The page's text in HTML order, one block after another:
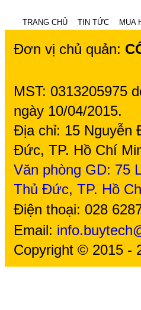
TRANG CHỦ TIN TỨC MUA
Đơn vị chủ quản:
MST: 0313205975
ngày 10/04/2015.
Địa chỉ: 15 Nguyễn
Đức, TP. Hồ Chí
Văn phòng GD: 75
Thủ Đức, TP. Hồ
Điện thoại: 028
Email:
Copyright © 2015 -